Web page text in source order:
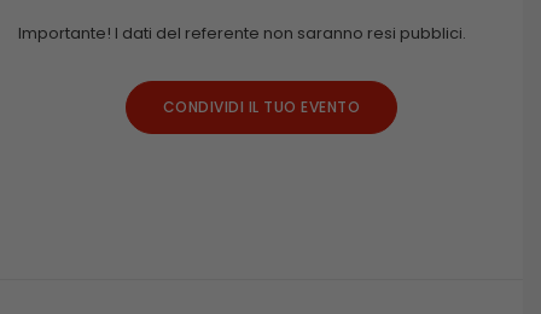
Importante! I dati del referente non saranno resi pubblici.
CONDIVIDI IL TUO EVENTO